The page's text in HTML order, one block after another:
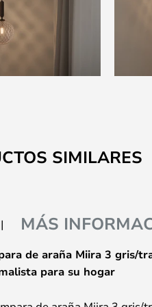
SIMILARES
MÁS
de araña Miira 3 gris/
para su hogar